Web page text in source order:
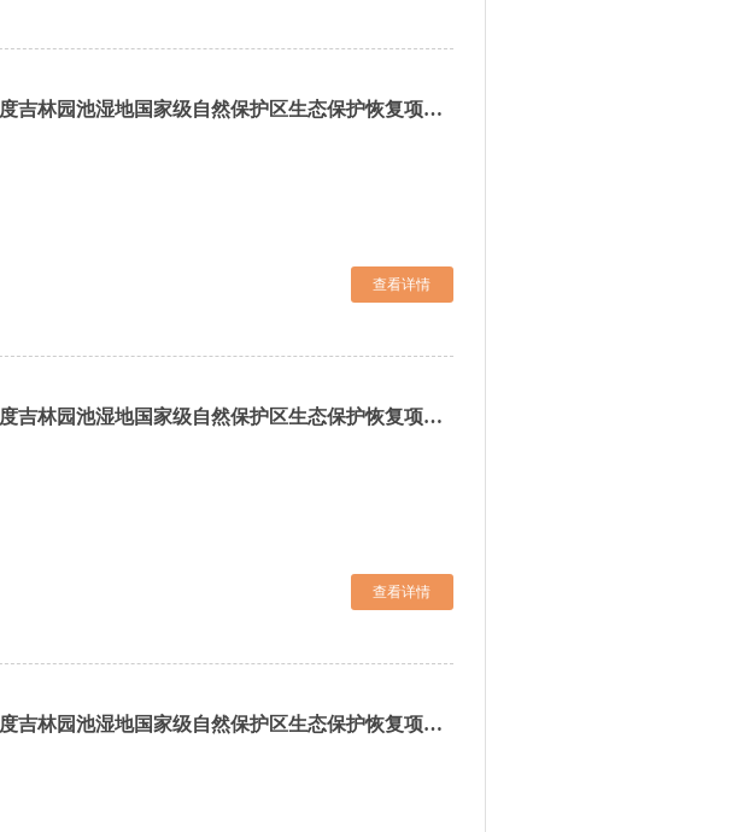
关于吉林省2025年度吉林园池湿地国家级自然保护区生态保护恢复项目工程监理公司询比公告
查看详情
关于吉林省2025年度吉林园池湿地国家级自然保护区生态保护恢复项目工程造价咨询公司询比公告
查看详情
关于吉林省2025年度吉林园池湿地国家级自然保护区生态保护恢复项目工程造价咨询公司询比公告